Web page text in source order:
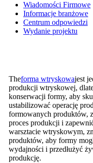
Wiadomości Firmowe
Informacje branżowe
Centrum odpowiedzi
Wydanie projektu
Theforma wtryskowajest
produkcji wtryskowej,
konserwacji formy, aby
ustabilizować operację
formowanych produktów,
proces produkcji i
warsztacie wtryskowym,
produktów, aby formy
wydajności i przedłużyć
produkcję.